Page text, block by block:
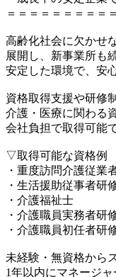
＝＝＝＝＝＝＝＝＝
高齢化社会に欠かせ
展開し、新事業所も
安定した環境で、安
資格取得支援や研修
介護・医療に関わる
会社負担で取得可能
▽取得可能な資格例
・重度訪問介護従業
・生活援助従事者研
・介護福祉士
・介護職員実務者研
・介護職員初任者研
未経験・無資格から
1年以内にマネージャ